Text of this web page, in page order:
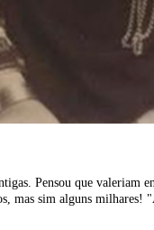
Pensou que valeriam
mas sim alguns milhares! "